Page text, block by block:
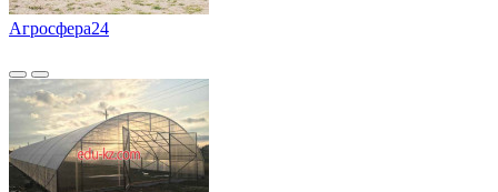
Агросфера24